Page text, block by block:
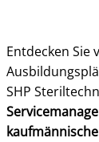
Entdecken
SHP